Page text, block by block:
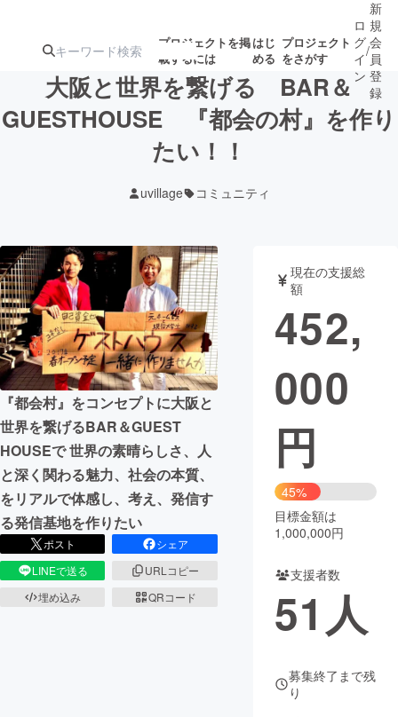
プロジェクトを掲
載するには
はじ
める
プロジェクト
をさがす
注目の新着プロ 募集終了が近いプ
テクノロジー・ガジェット
映像・映画 書籍・雑誌
ビジネス・起業 チャレンジ
まちづくり・地域活性化
CAMPFIRE for Social Good
CAMPFIRE Creation
CAMPFIREふるさと納税
コミュニティ
ロ
グ
イ
ン
/
新
規
会
員
登
録
大阪と世界を繋げる BAR＆
GUESTHOUSE 『都会の村』を作り
たい！！
uvillage コミュニティ
『都会村』をコンセプトに大阪と
世界を繋げるBAR＆GUEST
HOUSEで 世界の素晴らしさ、人
と深く関わる魅力、社会の本質、
をリアルで体感し、考え、発信す
る発信基地を作りたい
ポスト
シェア
LINEで送る
URLコピー
埋め込み
QRコード
現在の支援総
額
452,
000
円
45%
目標金額は
1,000,000円
支援者数
51 人
募集終了まで残
り